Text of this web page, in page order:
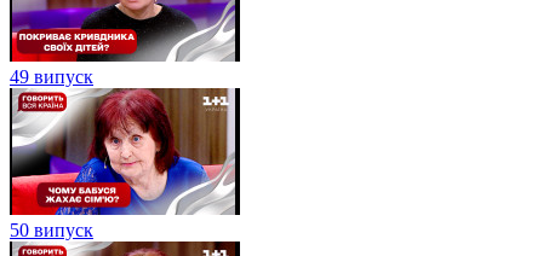
49 випуск
50 випуск